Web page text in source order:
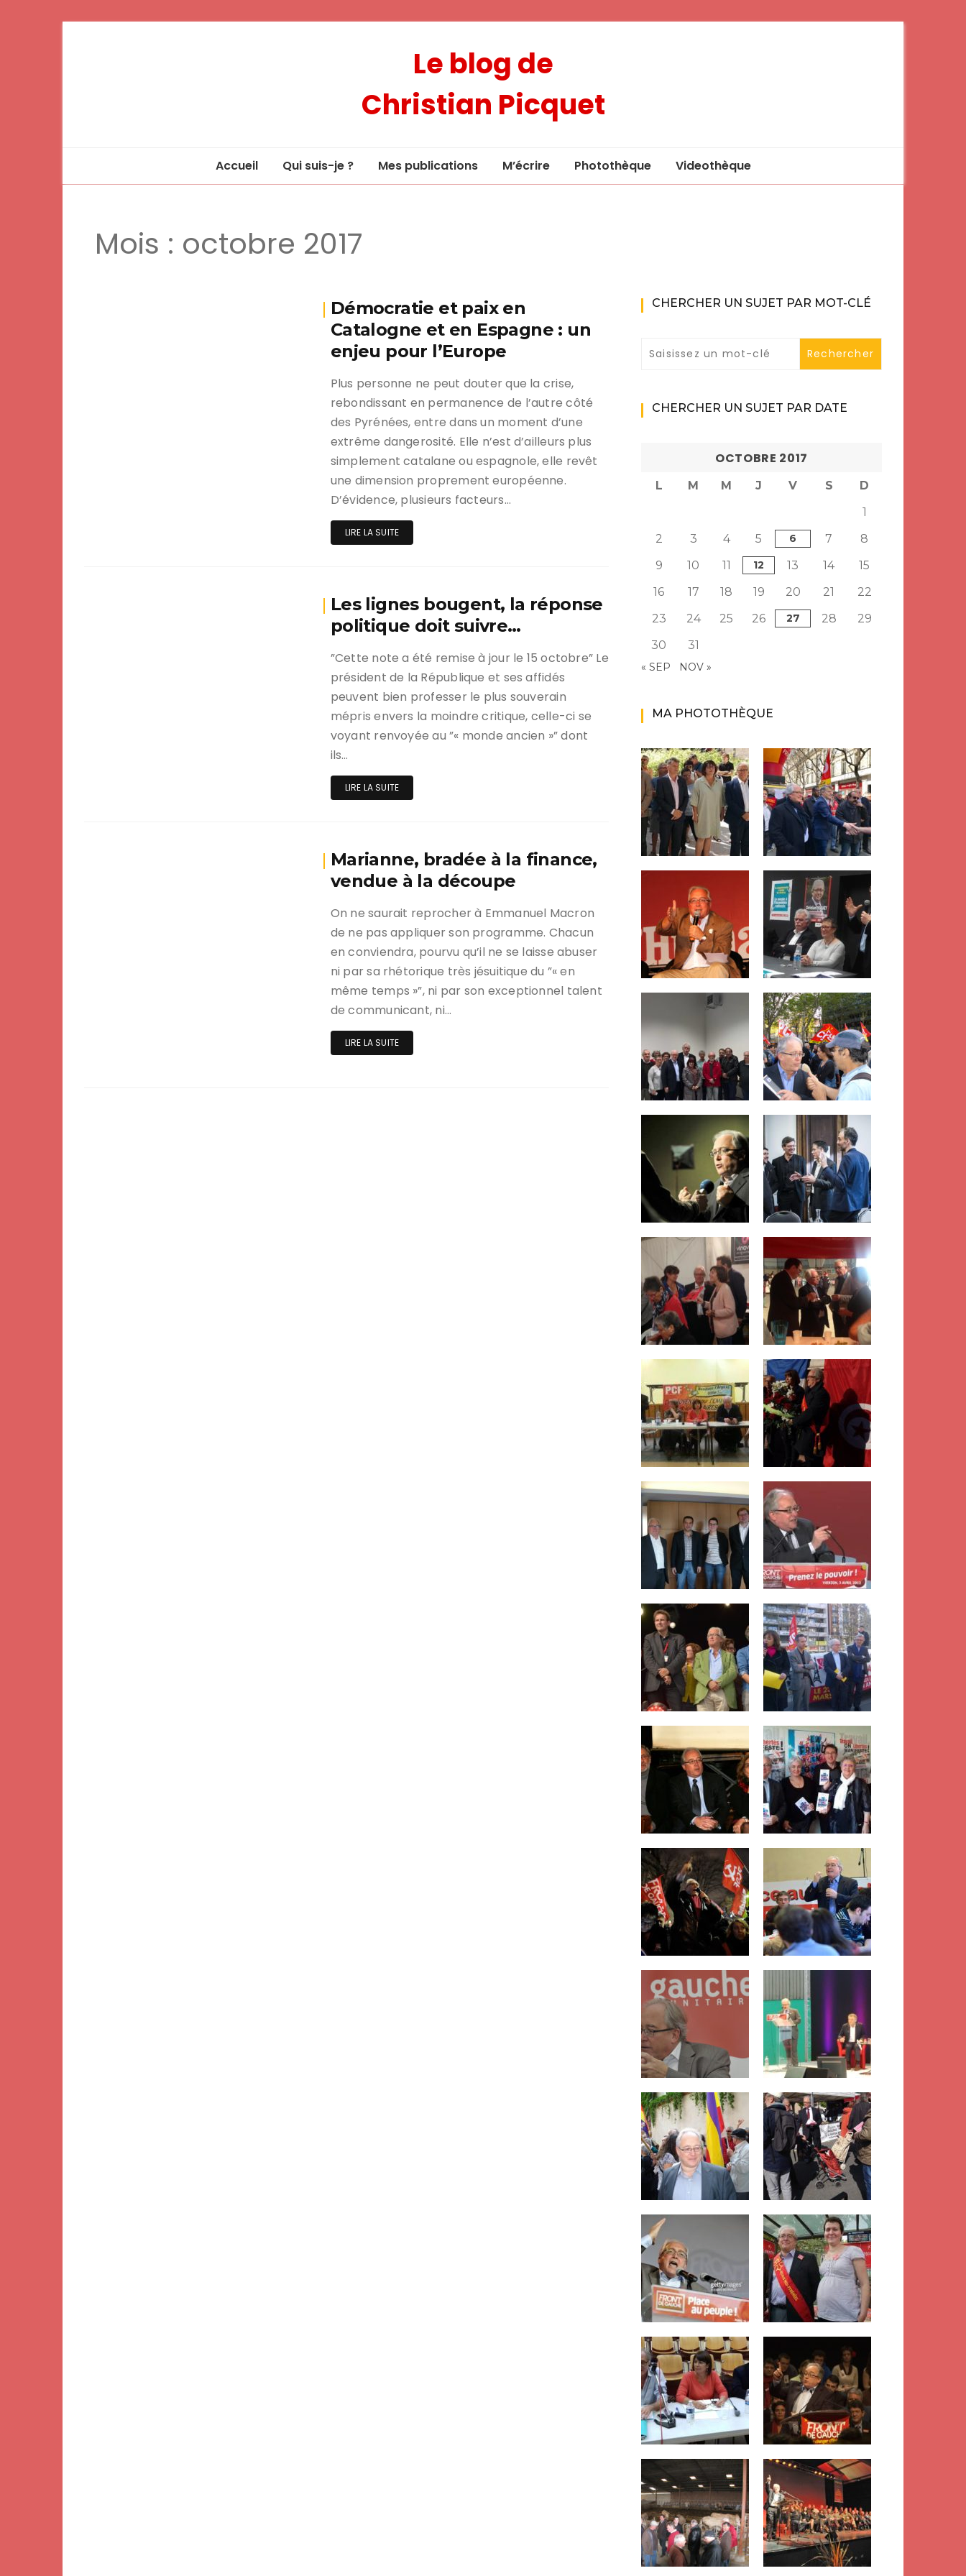
Le blog de
Christian Picquet
Accueil Qui suis-je ? Mes publications M’écrire Photothèque Videothèque
Mois : octobre 2017
Démocratie et paix en
Catalogne et en Espagne : un
enjeu pour l’Europe
Plus personne ne peut douter que la crise,
rebondissant en permanence de l’autre côté
des Pyrénées, entre dans un moment d’une
extrême dangerosité. Elle n’est d’ailleurs plus
simplement catalane ou espagnole, elle revêt
une dimension proprement européenne.
D’évidence, plusieurs facteurs…
LIRE LA SUITE
Les lignes bougent, la réponse
politique doit suivre…
”Cette note a été remise à jour le 15 octobre” Le
président de la République et ses affidés
peuvent bien professer le plus souverain
mépris envers la moindre critique, celle-ci se
voyant renvoyée au ”« monde ancien »” dont
ils…
LIRE LA SUITE
Marianne, bradée à la finance,
vendue à la découpe
On ne saurait reprocher à Emmanuel Macron
de ne pas appliquer son programme. Chacun
en conviendra, pourvu qu’il ne se laisse abuser
ni par sa rhétorique très jésuitique du ”« en
même temps »”, ni par son exceptionnel talent
de communicant, ni…
LIRE LA SUITE
CHERCHER UN SUJET PAR MOT-CLÉ
CHERCHER UN SUJET PAR DATE
OCTOBRE 2017
L M M J V S
D
1
2
3 4 5 6 7
8
9
10 11 12 13 14
15
16
17 18 19 20 21
22
23
24 25 26 27 28
29
30
31
« SEP NOV »
MA PHOTOTHÈQUE